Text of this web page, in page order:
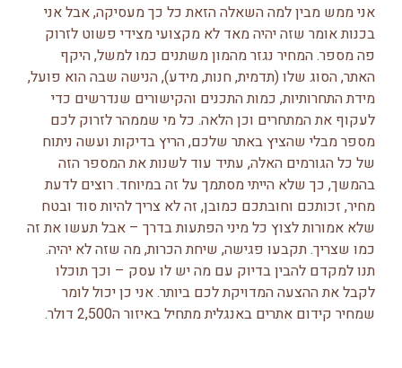
אני ממש מבין למה השאלה הזאת כל כך מעסיקה, אבל אני
בכנות אומר שזה יהיה מאד לא מקצועי מצידי פשוט לזרוק
פה מספר. המחיר נגזר מהמון משתנים כמו למשל, היקף
האתר, הסוג שלו (תדמית, חנות, מידע), הנישה שבה הוא פועל,
מידת התחרותיות, כמות התכנים והקישורים שנדרשים כדי
לעקוף את המתחרים וכן הלאה. כל מי שממהר לזרוק לכם
מספר מבלי שהציץ באתר שלכם, הריץ בדיקות ועשה ניתוח
של כל הגורמים האלה, עתיד עוד לשנות את המספר הזה
בהמשך, כך שלא הייתי מסתמך על זה במיוחד. רוצים לדעת
מחיר, זכותכם וחובתכם כמובן, זה לא צריך להיות סוד ובטח
שלא אמורות לצוץ כל מיני הפתעות בדרך – אבל תעשו את זה
כמו שצריך. תקבעו פגישה, שיחת הכרות, מה שזה לא יהיה.
תנו למקדם להבין בדיוק עם מה יש לו עסק – וכך תוכלו
לקבל את ההצעה המדויקת לכם ביותר. אני כן יכול לומר
שמחיר קידום אתרים באנגלית מתחיל באיזור ה2,500 דולר.